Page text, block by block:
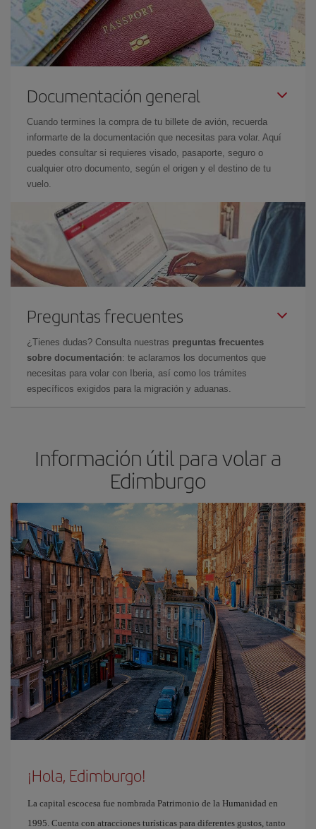
Documentación general
Cuando termines la compra de tu billete de avión, recuerda
informarte de la documentación que necesitas para volar. Aquí
puedes consultar si requieres visado, pasaporte, seguro o
cualquier otro documento, según el origen y el destino de tu
vuelo.
Preguntas frecuentes
¿Tienes dudas? Consulta nuestras preguntas frecuentes
sobre documentación: te aclaramos los documentos que
necesitas para volar con Iberia, así como los trámites
específicos exigidos para la migración y aduanas.
Información útil para volar a
Edimburgo
¡Hola, Edimburgo!
La capital escocesa fue nombrada Patrimonio de la Humanidad en
1995. Cuenta con atracciones turísticas para diferentes gustos, tanto